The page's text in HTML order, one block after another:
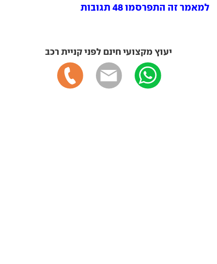
למאמר זה התפרסמו 48 תגובות
יעוץ מקצועי חינם לפני קניית רכב